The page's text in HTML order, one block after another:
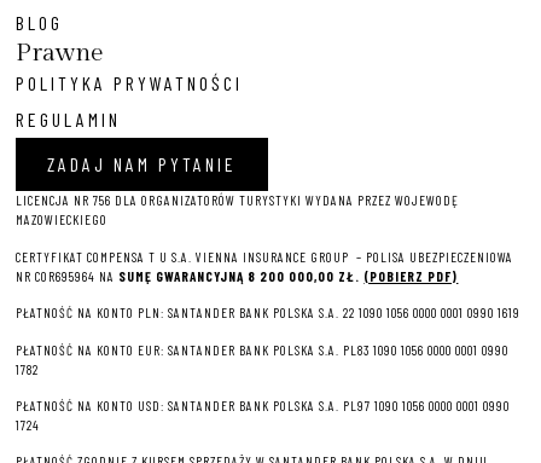
BLOG
Prawne
POLITYKA PRYWATNOŚCI
REGULAMIN
ZADAJ NAM PYTANIE
LICENCJA NR 756 DLA ORGANIZATORÓW TURYSTYKI WYDANA PRZEZ WOJEWODĘ
MAZOWIECKIEGO
CERTYFIKAT COMPENSA T U S.A. VIENNA INSURANCE GROUP – POLISA UBEZPIECZENIOWA
NR COR695964 NA SUMĘ GWARANCYJNĄ 8 200 000,00 ZŁ. (POBIERZ PDF)
PŁATNOŚĆ NA KONTO PLN: SANTANDER BANK POLSKA S.A. 22 1090 1056 0000 0001 0990 1619
PŁATNOŚĆ NA KONTO EUR: SANTANDER BANK POLSKA S.A. PL83 1090 1056 0000 0001 0990
1782
PŁATNOŚĆ NA KONTO USD: SANTANDER BANK POLSKA S.A. PL97 1090 1056 0000 0001 0990
1724